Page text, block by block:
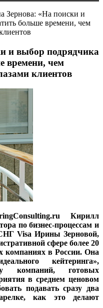
Зернова: «На поиски и
больше времени, чем
и выбор подрядчика
времени, чем
клиентов
Кирилл
по бизнес-процессам и
Visa Ирины Зерновой,
сфере более 20
компаниях в России. Она
кейтеринга»,
компаний, готовых
в среднем ценовом
подавать сразу два
как это делают